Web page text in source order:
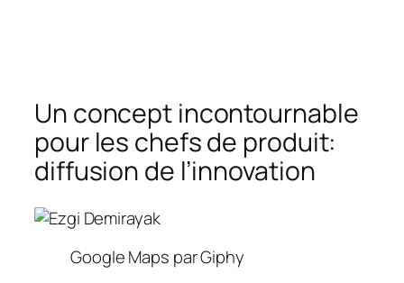
Un concept incontournable
pour les chefs de produit:
diffusion de l’innovation
Google Maps par Giphy